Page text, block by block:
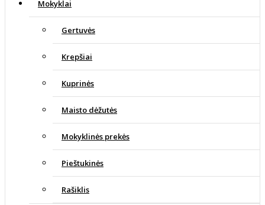
Mokyklai
Gertuvės
Krepšiai
Kuprinės
Maisto dėžutės
Mokyklinės prekės
Pieštukinės
Rašiklis